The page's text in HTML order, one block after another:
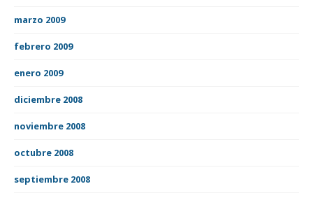
marzo 2009
febrero 2009
enero 2009
diciembre 2008
noviembre 2008
octubre 2008
septiembre 2008